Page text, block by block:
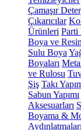
Çamaşır
Çıkarıcılar
Ürünleri Parti
Boya ve
Sulu Boya
Boyaları
ve Rulosu
Şiş Takı
Sabun Yapımı
Aksesuarları
Boyama &
Aydınlatmaları